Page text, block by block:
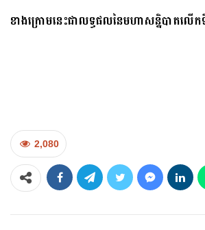
ខាងក្រោមនេះជាលទ្ធផលនៃមហាសន្និបាតល
2,080